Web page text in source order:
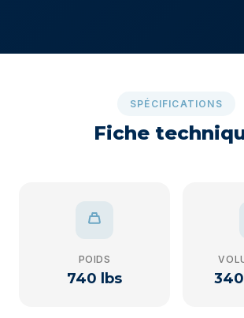
SPÉCIFICATIONS
Fiche
POIDS
740 lbs